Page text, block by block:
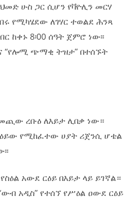
ሁስ ጋር ሲሆን የቫዮሊን መርሃ
የሚካሄደው ለገሃር ተወልደ ሕንጻ
ከቀኑ 8፡00 ሰዓት ጀምሮ ነው፡፡
“የሎሚ ጭማቂ ትዝታ” በተሰኙት
ረቡዕ ለእይታ ሊበቃ ነው።
የሚከፈተው ሀያት ሪጀንሲ ሆቴል
አውደ ርዕይ በእይታ ላይ ይገኛል።
አዲስ” የተሰኘ የሥዕል ዐውደ ርዕይ